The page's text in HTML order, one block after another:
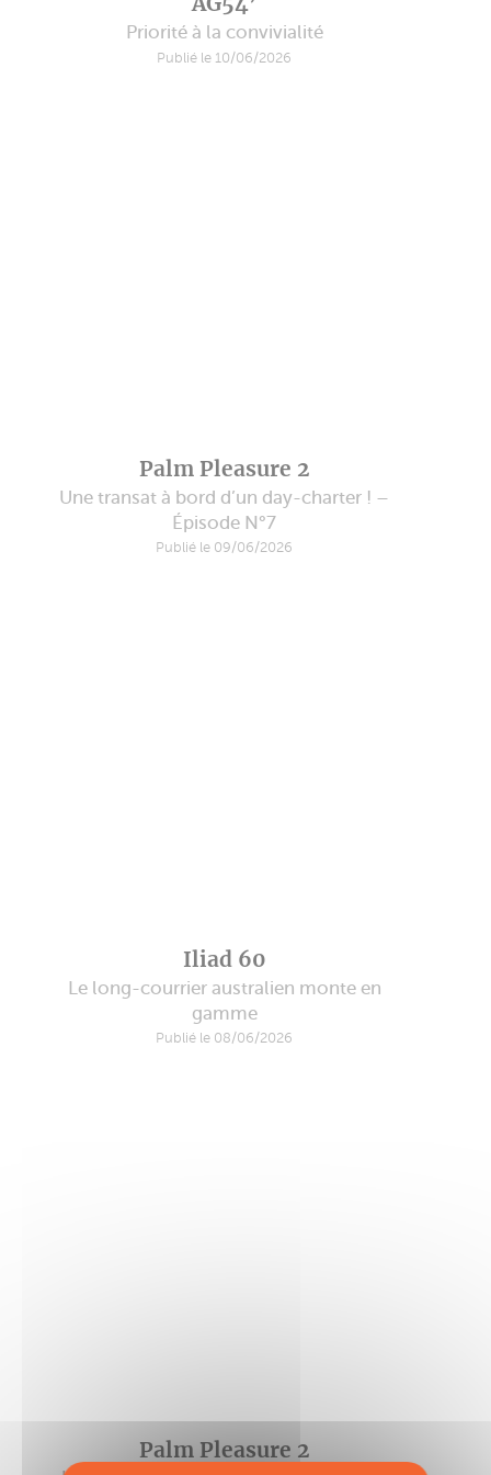
Priorité à la convivialité
Publié le 10/06/2026
Palm Pleasure 2
Une transat à bord d’un day-charter ! –
Épisode N°7
Publié le 09/06/2026
Iliad 60
Le long-courrier australien monte en
gamme
Publié le 08/06/2026
Palm Pleasure 2